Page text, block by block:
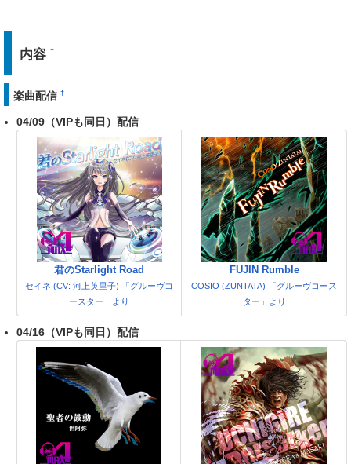
内容†
楽曲配信 †
04/09（VIPも同日）配信
君のStarlight Road
セイネ (CV: 河上英里子) 「グルーヴコ
ースター」より
FUJIN Rumble
COSIO (ZUNTATA) 「グルーヴコース
ター」より
04/16（VIPも同日）配信